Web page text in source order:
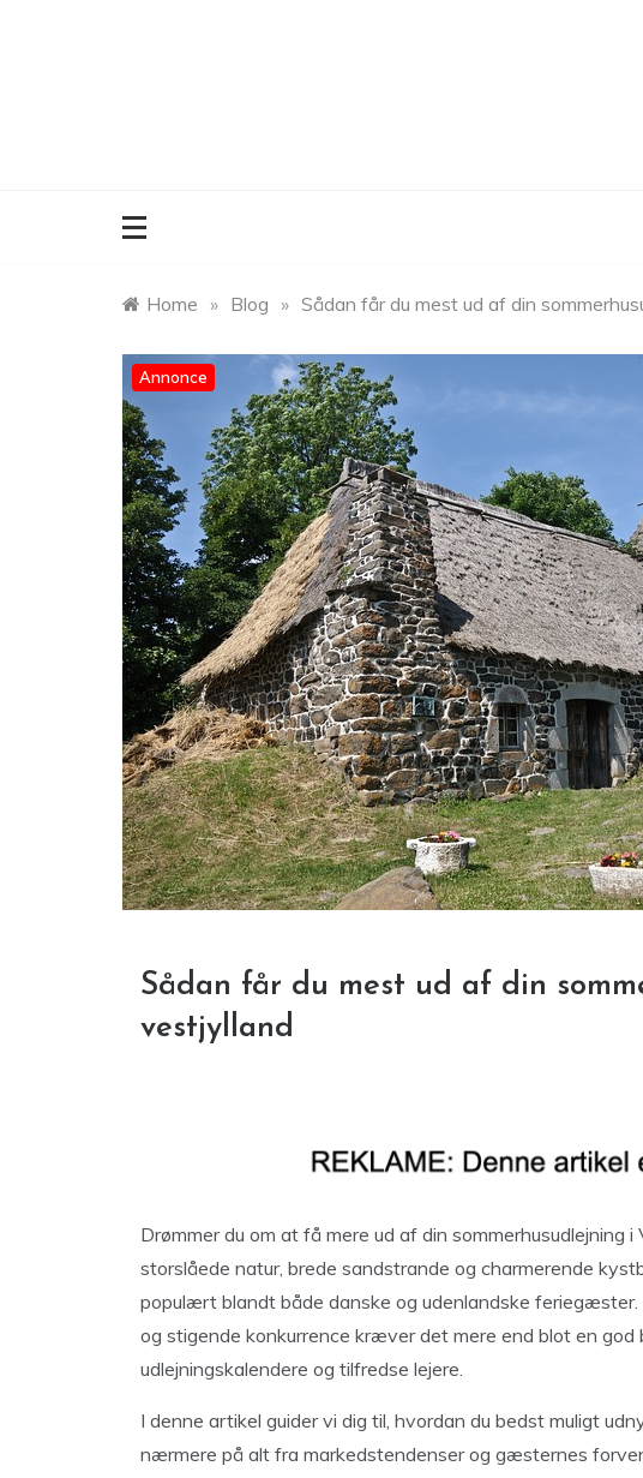
Home » Blog » Sådan får du mest ud af din
Annonce
Sådan får du mest ud af din
vestjylland
Drømmer du om at få mere ud af din sommerhusudlejning
storslåede natur, brede sandstrande og charmerende
populært blandt både danske og udenlandske
og stigende konkurrence kræver det mere end blot en god
udlejningskalendere og tilfredse lejere.
I denne artikel guider vi dig til, hvordan du bedst muligt
nærmere på alt fra markedstendenser og gæsternes